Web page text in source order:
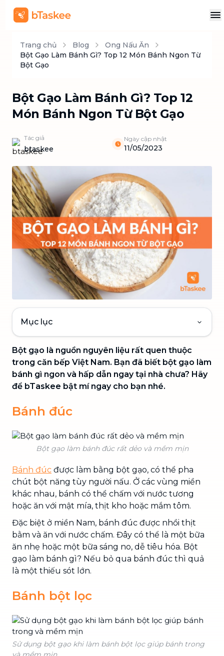
Trang chủ Blog
Ong Nấu Ăn
Bột Gạo Làm Bánh Gì? Top 12 Món Bánh Ngon Từ
Bột Gạo
Bột Gạo Làm Bánh Gì? Top 12
Món Bánh Ngon Từ Bột Gạo
Tác giả
btaskee
Ngày cập nhật
11/05/2023
Mục lục
Bột gạo là nguồn nguyên liệu rất quen thuộc
trong căn bếp Việt Nam. Bạn đã biết bột gạo làm
bánh gì ngon và hấp dẫn ngay tại nhà chưa? Hãy
để bTaskee bật mí ngay cho bạn nhé.
Bánh đúc
Bột gạo làm bánh đúc rất dẻo và mềm mịn
Bánh đúc được làm bằng bột gạo, có thể pha
chút bột năng tùy người nấu. Ở các vùng miền
khác nhau, bánh có thể chấm với nước tương
hoặc ăn với mật mía, thịt kho hoặc mắm tôm.
Đặc biệt ở miền Nam, bánh đúc được nhồi thịt
bằm và ăn với nước chấm. Đây có thể là một bữa
ăn nhẹ hoặc một bữa sáng no, dễ tiêu hóa. Bột
gạo làm bánh gì? Nếu bỏ qua bánh đúc thì quả
là một thiếu sót lớn.
Bánh bột lọc
Sử dụng bột gạo khi làm bánh bột lọc giúp bánh trong